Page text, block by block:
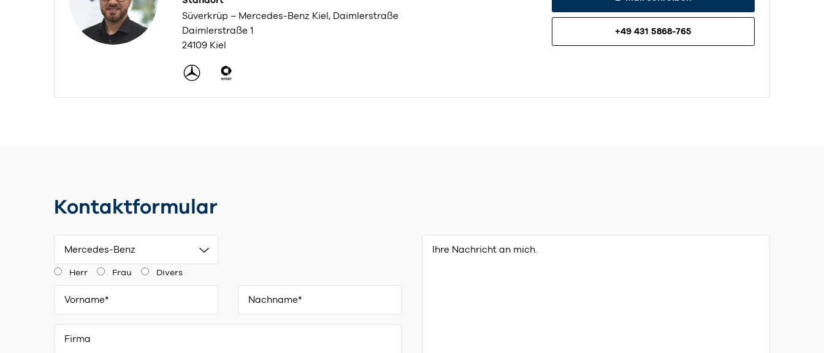
Süverkrüp – Mercedes-Benz Kiel, Daimlerstraße
Daimlerstraße 1
24109 Kiel
+49 431 5868-765
Kontaktformular
Mercedes-Benz
Herr Frau Divers